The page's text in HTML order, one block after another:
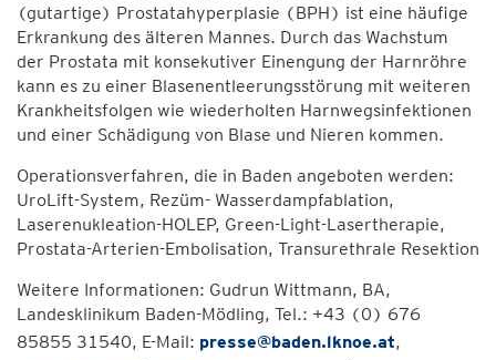
(gutartige) Prostatahyperplasie (BPH) ist eine häufige
Erkrankung des älteren Mannes. Durch das Wachstum
der Prostata mit konsekutiver Einengung der Harnröhre
kann es zu einer Blasenentleerungsstörung mit weiteren
Krankheitsfolgen wie wiederholten Harnwegsinfektionen
und einer Schädigung von Blase und Nieren kommen.
Operationsverfahren, die in Baden angeboten werden:
UroLift-System, Rezüm- Wasserdampfablation,
Laserenukleation-HOLEP, Green-Light-Lasertherapie,
Prostata-Arterien-Embolisation, Transurethrale Resektion
Weitere Informationen: Gudrun Wittmann, BA,
Landesklinikum Baden-Mödling, Tel.: +43 (0) 676
85855 31540, E-Mail: presse@baden.lknoe.at,